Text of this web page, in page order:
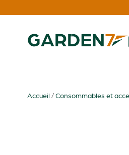
1
Accueil /Consommables et